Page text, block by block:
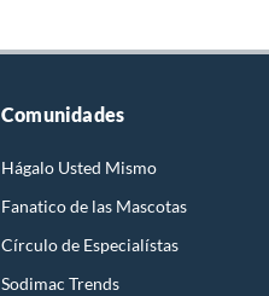
Comunidades
Hágalo Usted Mismo
Fanatico de las Mascotas
Círculo de Especialístas
Sodimac Trends